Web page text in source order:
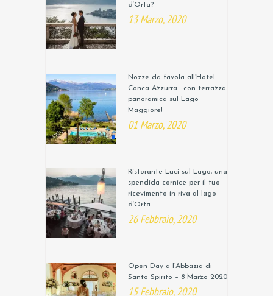
d’Orta?
13 Marzo, 2020
Nozze da favola all’Hotel
Conca Azzurra… con terrazza
panoramica sul Lago
Maggiore!
01 Marzo, 2020
Ristorante Luci sul Lago, una
spendida cornice per il tuo
ricevimento in riva al lago
d’Orta
26 Febbraio, 2020
Open Day a l’Abbazia di
Santo Spirito – 8 Marzo 2020
15 Febbraio, 2020